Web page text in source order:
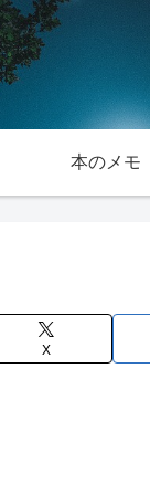
本のメモ
X